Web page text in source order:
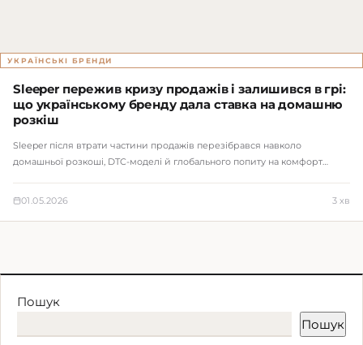
УКРАЇНСЬКІ БРЕНДИ
Sleeper пережив кризу продажів і залишився в грі:
що українському бренду дала ставка на домашню
розкіш
Sleeper після втрати частини продажів перезібрався навколо
домашньої розкоші, DTC-моделі й глобального попиту на комфорт…
01.05.2026 3 хв
Пошук
Пошук